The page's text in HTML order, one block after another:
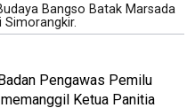
Bangso Batak Marsada
Simorangkir.
Pengawas Pemilu
Ketua Panitia